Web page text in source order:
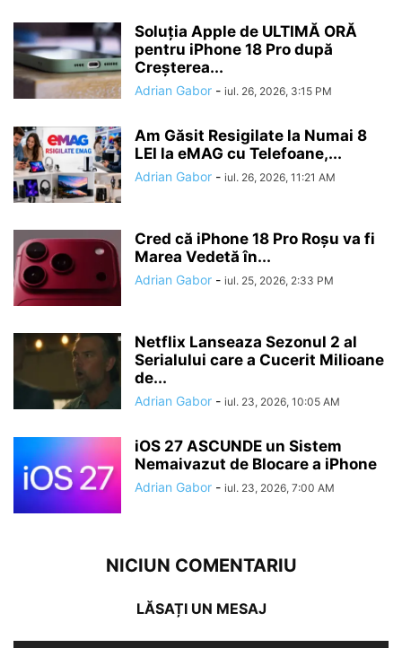
Soluția Apple de ULTIMĂ ORĂ
pentru iPhone 18 Pro după
Creșterea...
Adrian Gabor - iul. 26, 2026, 3:15 PM
Am Găsit Resigilate la Numai 8
LEI la eMAG cu Telefoane,...
Adrian Gabor - iul. 26, 2026, 11:21 AM
Cred că iPhone 18 Pro Roșu va fi
Marea Vedetă în...
Adrian Gabor - iul. 25, 2026, 2:33 PM
Netflix Lanseaza Sezonul 2 al
Serialului care a Cucerit Milioane
de...
Adrian Gabor - iul. 23, 2026, 10:05 AM
iOS 27 ASCUNDE un Sistem
Nemaivazut de Blocare a iPhone
Adrian Gabor - iul. 23, 2026, 7:00 AM
NICIUN COMENTARIU
LĂSAȚI UN MESAJ